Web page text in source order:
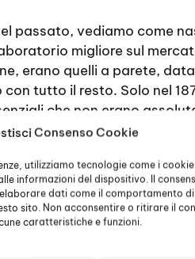
Consenso Cookie
utilizziamo tecnologie come i
informazioni del dispositivo. Il
dati come il comportamento di
sito. Non acconsentire o ritirare il
caratteristiche e funzioni.
passato, vediamo come
migliore sul
erano quelli a parete,
tutto il resto. Solo nel
che non erano
del panciotto. Solo
e con carica manuale.
da uomo, alcune
voleva dire che era
esibizionista, che per la